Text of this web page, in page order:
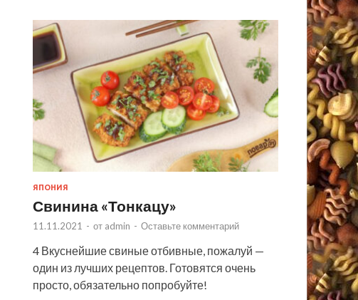
ЯПОНИЯ
Свинина «Тонкацу»
11.11.2021 - от admin - Оставьте комментарий
4 Вкуснейшие свиные отбивные, пожалуй —
один из лучших рецептов. Готовятся очень
просто, обязательно попробуйте!